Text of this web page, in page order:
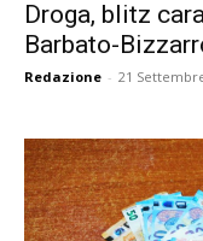
Droga, blitz
Barbato-
Redazione - 21